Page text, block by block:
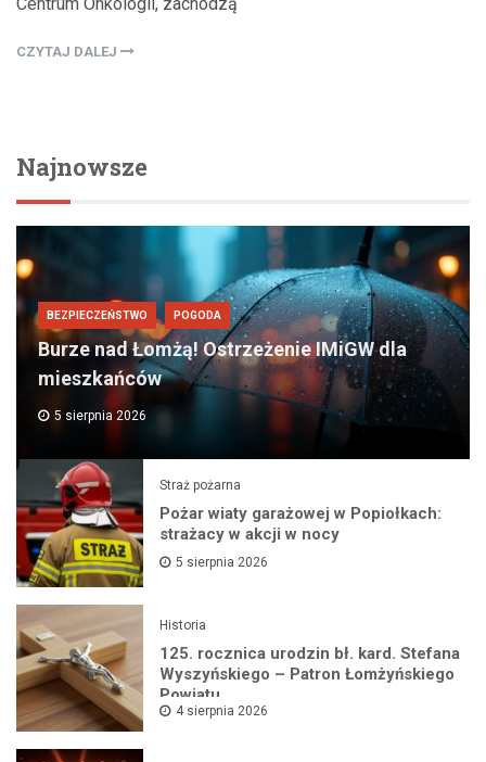
Centrum Onkologii, zachodzą
CZYTAJ DALEJ
Najnowsze
BEZPIECZEŃSTWO POGODA
Burze nad Łomżą! Ostrzeżenie IMiGW dla
mieszkańców
5 sierpnia 2026
Straż pożarna
Pożar wiaty garażowej w Popiołkach:
strażacy w akcji w nocy
5 sierpnia 2026
Historia
125. rocznica urodzin bł. kard. Stefana
Wyszyńskiego – Patron Łomżyńskiego
Powiatu
4 sierpnia 2026